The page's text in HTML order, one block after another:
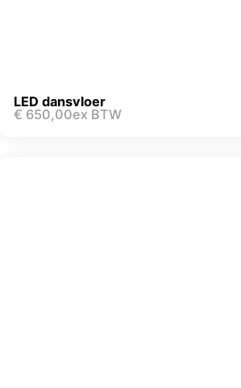
LED dansvloer
€ 650,00ex BTW